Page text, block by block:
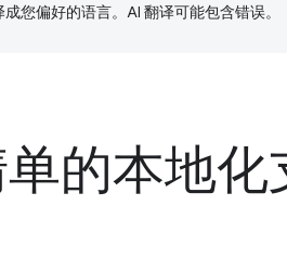
您偏好的语言。AI 翻译可能包含错误。
的本地化